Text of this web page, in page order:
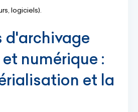
logiciels).
d'archivage
numérique :
et la